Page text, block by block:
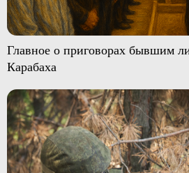
Главное о приговорах бывшим
Карабаха